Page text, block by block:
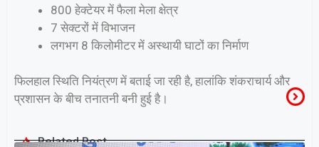
800 हेक्टेयर में फैला मेला क्षेत्र
7 सेक्टरों में विभाजन
लगभग 8 किलोमीटर में अस्थायी घाटों का निर्माण
फिलहाल स्थिति नियंत्रण में बताई जा रही है, हालांकि शंकराचार्य और
प्रशासन के बीच तनातनी बनी हुई है।
Related Post